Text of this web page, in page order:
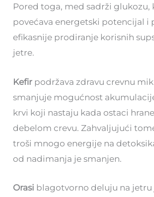
Pored toga, med sadrži glukozu,
povećava energetski potencijal i
efikasnije prodiranje korisnih
jetre.
Kefir podržava zdravu crevnu
smanjuje mogućnost
krvi koji nastaju kada ostaci
debelom crevu. Zahvaljujući
troši mnogo energije na
od nadimanja je smanjen.
Orasi blagotvorno deluju na jetru